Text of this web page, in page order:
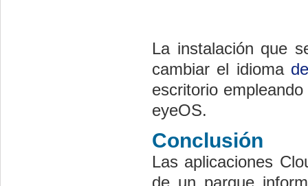
La instalación que
cambiar el idioma
escritorio
eyeOS.
Conclusión
Las aplicaciones
de un parque